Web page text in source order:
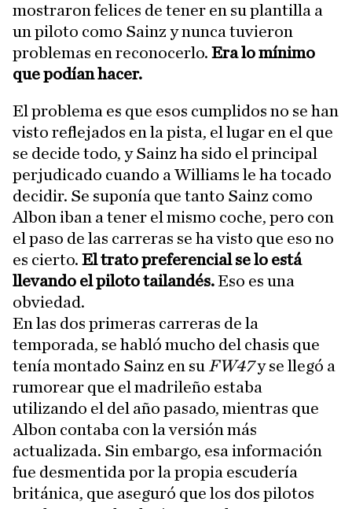
mostraron felices de tener en su plantilla a
un piloto como Sainz y nunca tuvieron
problemas en reconocerlo. Era lo mínimo
que podían hacer.
El problema es que esos cumplidos no se han
visto reflejados en la pista, el lugar en el que
se decide todo, y Sainz ha sido el principal
perjudicado cuando a Williams le ha tocado
decidir. Se suponía que tanto Sainz como
Albon iban a tener el mismo coche, pero con
el paso de las carreras se ha visto que eso no
es cierto. El trato preferencial se lo está
llevando el piloto tailandés.Eso es una
obviedad.
En las dos primeras carreras de la
temporada, se habló mucho del chasis que
tenía montado Sainz en su FW47y se llegó a
rumorear que el madrileño estaba
utilizando el del año pasado, mientras que
Albon contaba con la versión más
actualizada. Sin embargo, esa información
fue desmentida por la propia escudería
británica, que aseguró que los dos pilotos